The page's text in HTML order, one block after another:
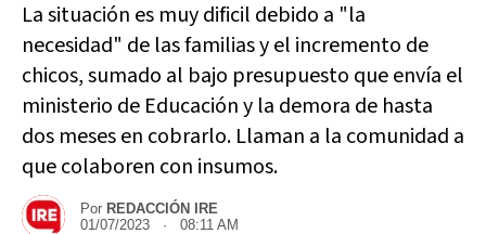
La situación es muy dificil debido a "la
necesidad" de las familias y el incremento de
chicos, sumado al bajo presupuesto que envía el
ministerio de Educación y la demora de hasta
dos meses en cobrarlo. Llaman a la comunidad a
que colaboren con insumos.
Por REDACCIÓN IRE
01/07/2023 · 08:11 AM